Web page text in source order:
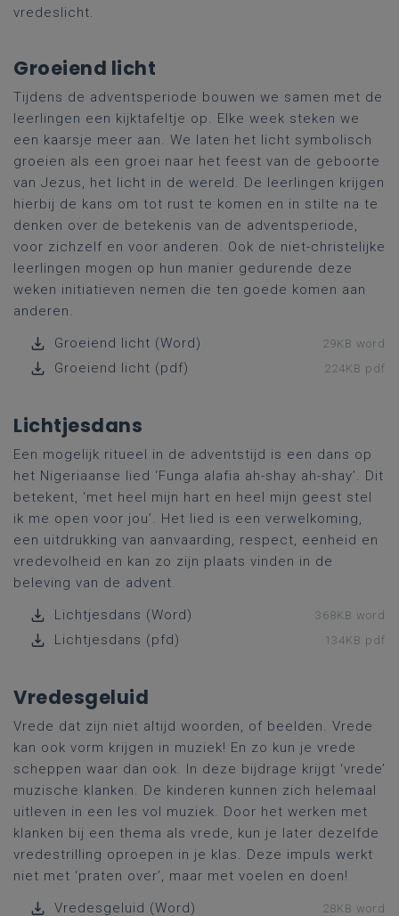
vredeslicht.
Groeiend licht
Tijdens de adventsperiode bouwen we samen met de
leerlingen een kijktafeltje op. Elke week steken we
een kaarsje meer aan. We laten het licht symbolisch
groeien als een groei naar het feest van de geboorte
van Jezus, het licht in de wereld. De leerlingen krijgen
hierbij de kans om tot rust te komen en in stilte na te
denken over de betekenis van de adventsperiode,
voor zichzelf en voor anderen. Ook de niet-christelijke
leerlingen mogen op hun manier gedurende deze
weken initiatieven nemen die ten goede komen aan
anderen.
Groeiend licht (Word)
29KB word
Groeiend licht (pdf) 224KB pdf
Lichtjesdans
Een mogelijk ritueel in de adventstijd is een dans op
het Nigeriaanse lied ‘Funga alafia ah-shay ah-shay’. Dit
betekent, ‘met heel mijn hart en heel mijn geest stel
ik me open voor jou’. Het lied is een verwelkoming,
een uitdrukking van aanvaarding, respect, eenheid en
vredevolheid en kan zo zijn plaats vinden in de
beleving van de advent.
Lichtjesdans (Word)
368KB word
Lichtjesdans (pfd) 134KB pdf
Vredesgeluid
Vrede dat zijn niet altijd woorden, of beelden. Vrede
kan ook vorm krijgen in muziek! En zo kun je vrede
scheppen waar dan ook. In deze bijdrage krijgt ‘vrede’
muzische klanken. De kinderen kunnen zich helemaal
uitleven in een les vol muziek. Door het werken met
klanken bij een thema als vrede, kun je later dezelfde
vredestrilling oproepen in je klas. Deze impuls werkt
niet met ‘praten over’, maar met voelen en doen!
Vredesgeluid (Word)
28KB word